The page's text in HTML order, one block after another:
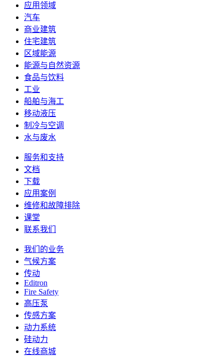
应用领域
汽车
商业建筑
住宅建筑
区域能源
能源与自然资源
食品与饮料
工业
船舶与海工
移动液压
制冷与空调
水与废水
服务和支持
文档
下载
应用案例
维修和故障排除
课堂
联系我们
我们的业务
气候方案
传动
Editron
Fire Safety
高压泵
传感方案
动力系统
硅动力
在线商城